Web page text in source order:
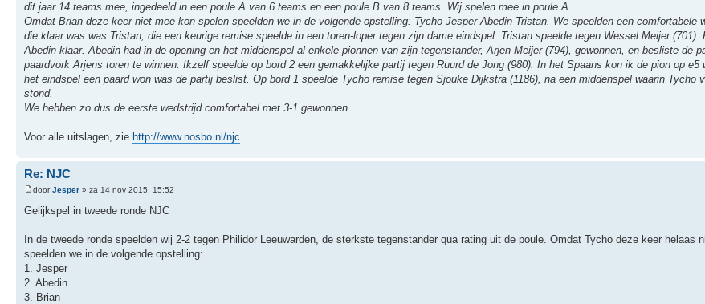
dit jaar 14 teams mee, ingedeeld in een poule A van 6 teams en een poule B van 8 teams. Wij spelen mee in poule A.
Omdat Brian deze keer niet mee kon spelen speelden we in de volgende opstelling: Tycho-Jesper-Abedin-Tristan. We speelden een comfortabele
die klaar was was Tristan, die een keurige remise speelde in een toren-loper tegen zijn dame eindspel. Tristan speelde tegen Wessel Meijer (701).
Abedin klaar. Abedin had in de opening en het middenspel al enkele pionnen van zijn tegenstander, Arjen Meijer (794), gewonnen, en besliste de
paardvork Arjens toren te winnen. Ikzelf speelde op bord 2 een gemakkelijke partij tegen Ruurd de Jong (980). In het Spaans kon ik de pion op e5
het eindspel een paard won was de partij beslist. Op bord 1 speelde Tycho remise tegen Sjouke Dijkstra (1186), na een middenspel waarin Tycho
stond.
We hebben zo dus de eerste wedstrijd comfortabel met 3-1 gewonnen.
Voor alle uitslagen, zie http://www.nosbo.nl/njc
Re: NJC
doorJesper » za 14 nov 2015, 15:52
Gelijkspel in tweede ronde NJC
In de tweede ronde speelden wij 2-2 tegen Philidor Leeuwarden, de sterkste tegenstander qua rating uit de poule. Omdat Tycho deze keer helaas
speelden we in de volgende opstelling:
1. Jesper
2. Abedin
3. Brian